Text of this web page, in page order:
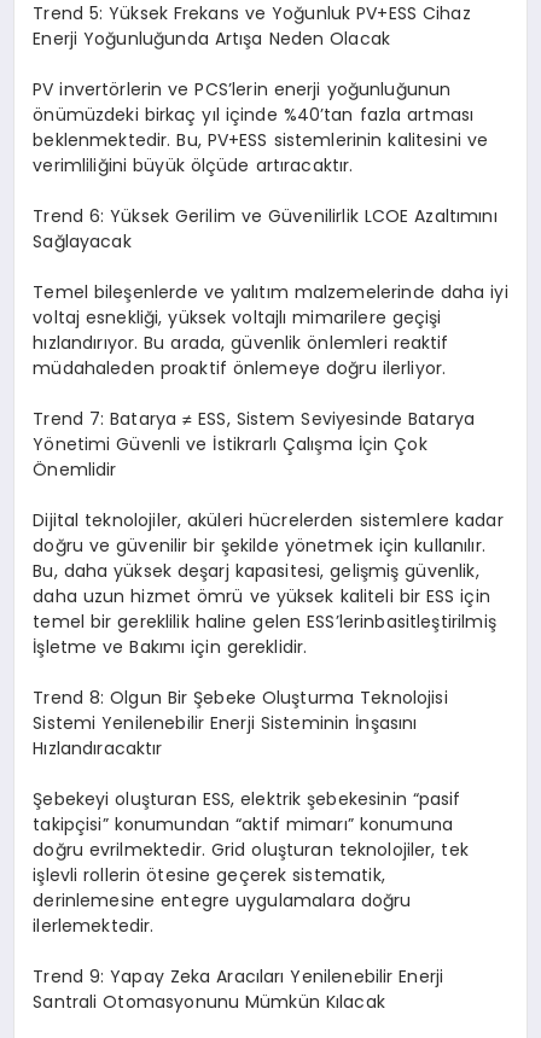
Trend 5: Yüksek Frekans ve Yoğunluk PV+ESS Cihaz
Enerji Yoğunluğunda Artışa Neden Olacak
PV invertörlerin ve PCS’lerin enerji yoğunluğunun
önümüzdeki birkaç yıl içinde %40’tan fazla artması
beklenmektedir. Bu, PV+ESS sistemlerinin kalitesini ve
verimliliğini büyük ölçüde artıracaktır.
Trend 6: Yüksek Gerilim ve Güvenilirlik LCOE Azaltımını
Sağlayacak
Temel bileşenlerde ve yalıtım malzemelerinde daha iyi
voltaj esnekliği, yüksek voltajlı mimarilere geçişi
hızlandırıyor. Bu arada, güvenlik önlemleri reaktif
müdahaleden proaktif önlemeye doğru ilerliyor.
Trend 7: Batarya ≠ ESS, Sistem Seviyesinde Batarya
Yönetimi Güvenli ve İstikrarlı Çalışma İçin Çok
Önemlidir
Dijital teknolojiler, aküleri hücrelerden sistemlere kadar
doğru ve güvenilir bir şekilde yönetmek için kullanılır.
Bu, daha yüksek deşarj kapasitesi, gelişmiş güvenlik,
daha uzun hizmet ömrü ve yüksek kaliteli bir ESS için
temel bir gereklilik haline gelen ESS’lerinbasitleştirilmiş
İşletme ve Bakımı için gereklidir.
Trend 8: Olgun Bir Şebeke Oluşturma Teknolojisi
Sistemi Yenilenebilir Enerji Sisteminin İnşasını
Hızlandıracaktır
Şebekeyi oluşturan ESS, elektrik şebekesinin “pasif
takipçisi” konumundan “aktif mimarı” konumuna
doğru evrilmektedir. Grid oluşturan teknolojiler, tek
işlevli rollerin ötesine geçerek sistematik,
derinlemesine entegre uygulamalara doğru
ilerlemektedir.
Trend 9: Yapay Zeka Aracıları Yenilenebilir Enerji
Santrali Otomasyonunu Mümkün Kılacak